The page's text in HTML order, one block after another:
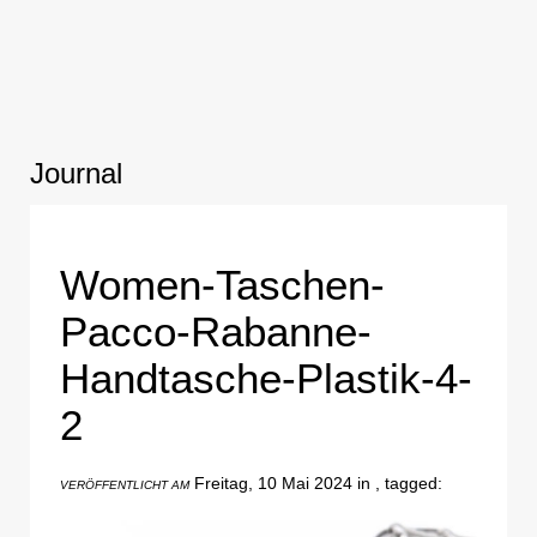
Journal
Women-Taschen-
Pacco-Rabanne-
Handtasche-Plastik-4-
2
VERÖFFENTLICHT AMFreitag, 10 Mai 2024 in , tagged: